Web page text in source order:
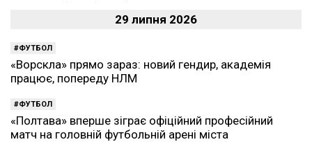
29 липня 2026
ФУТБОЛ
«Ворскла» прямо зараз: новий гендир, академія
працює, попереду НЛМ
ФУТБОЛ
«Полтава» вперше зіграє офіційний професійний
матч на головній футбольній арені міста